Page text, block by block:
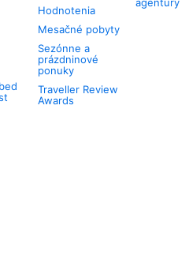
Hodnotenia
Mesačné pobyty
Sezónne a
prázdninové
ponuky
Traveller Review
Awards